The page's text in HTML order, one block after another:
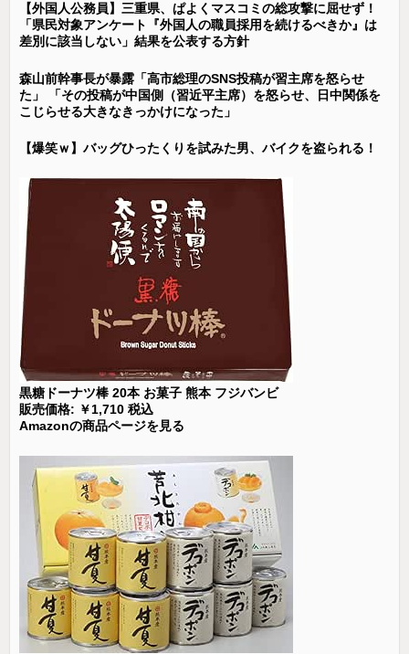
【外国人公務員】三重県、ぱよくマスコミの総攻撃に屈せず！
「県民対象アンケート『外国人の職員採用を続けるべきか』は
差別に該当しない」結果を公表する方針
森山前幹事長が暴露「高市総理のSNS投稿が習主席を怒らせ
た」 「その投稿が中国側（習近平主席）を怒らせ、日中関係を
こじらせる大きなきっかけになった」
【爆笑ｗ】バッグひったくりを試みた男、バイクを盗られる！
黒糖ドーナツ棒 20本 お菓子 熊本 フジバンビ
販売価格: ￥1,710 税込
Amazonの商品ページを見る